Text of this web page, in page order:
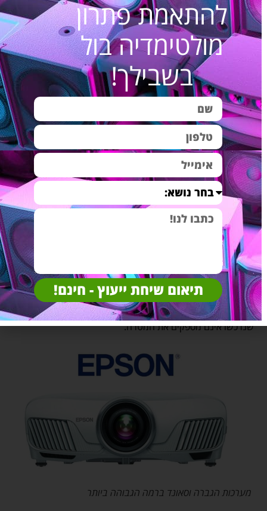
מערכות הגברה וסאונד לפאבים, אולמות אירועים ועוד…
מערכת קולנוע לאולם כוללת בתוכה מערכת הגברה לאולם,
וכמובן מקרן מקצועי שדרכו ניתן יהיה להקרין את הסרט או
המצגת המבוקשת על מסך ההקרנה. החשיבות בתכנון והתאמה
מקצועית של מערכת קולנוע לאולם היא בעדיפות גבוהה, שכן יש
לבחור מקרן מתאים שיתן תמונה איכותית וברורה עם רוזלוציה
טובה ניגודיות גבוהה ועוצמת הארה גבוהה. לא פעם ראיתי
מערכת קולנוע לאולם שהיא אינה מספקת את הנדרש באותו
אולם, הן מצד איכות התמונה והן מצד בהירות התמונה. שכן
לעיתים קרובות בעלי האולמות עושים את הבחירה בכוחות עצמם
או על ידי התייעצויות מרחוק ובכך בסופו של דבר המוצרים
שנרכשו אינם מספקים את המטרה.
מערכות הגברה וסאונד ברמה הגבוהה ביותר
להתאמת פתרון
מולטימדיה בול
בשבילך!
תיאום שיחת ייעוץ - חינם!